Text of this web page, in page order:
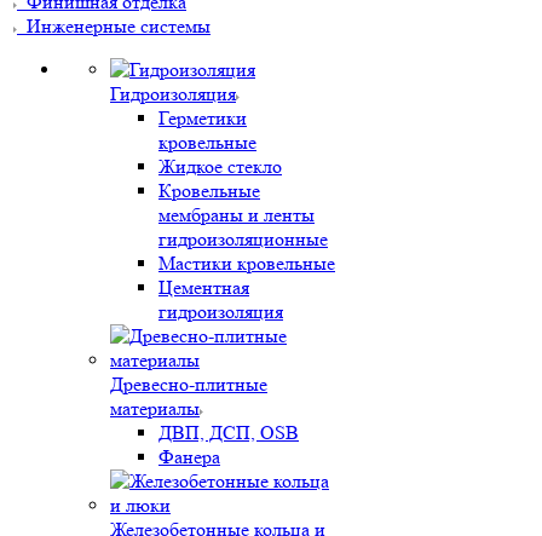
Инженерные системы
Гидроизоляция
Герметики
кровельные
Жидкое стекло
Кровельные
мембраны и ленты
гидроизоляционные
Мастики кровельные
Цементная
гидроизоляция
Древесно-плитные
материалы
ДВП, ДСП, OSB
Фанера
Железобетонные кольца и